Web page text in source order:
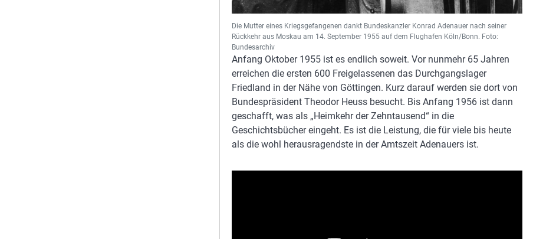
Die Mutter eines Kriegsgefangenen dankt Bundeskanzler Konrad Adenauer nach seiner
Rückkehr aus Moskau am 14. September 1955 auf dem Flughafen Köln/Bonn. Foto:
Bundesarchiv
Anfang Oktober 1955 ist es endlich soweit. Vor nunmehr 65 Jahren
erreichen die ersten 600 Freigelassenen das Durchgangslager
Friedland in der Nähe von Göttingen. Kurz darauf werden sie dort von
Bundespräsident Theodor Heuss besucht. Bis Anfang 1956 ist dann
geschafft, was als „Heimkehr der Zehntausend“ in die
Geschichtsbücher eingeht. Es ist die Leistung, die für viele bis heute
als die wohl herausragendste in der Amtszeit Adenauers ist.